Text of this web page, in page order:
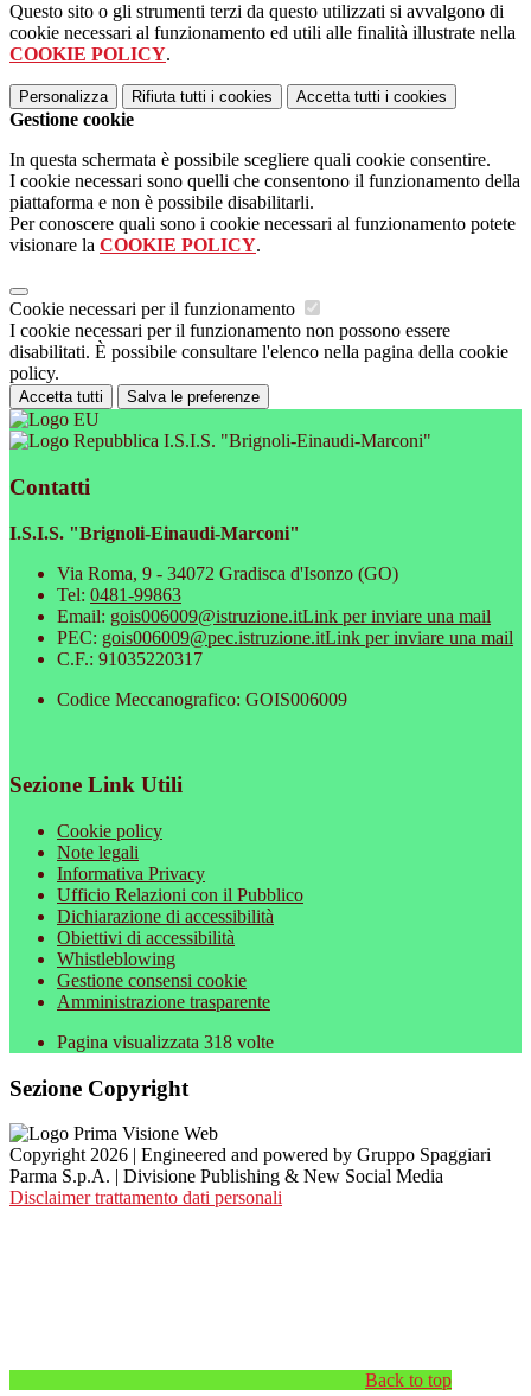
Questo sito o gli strumenti terzi da questo utilizzati si avvalgono di
cookie necessari al funzionamento ed utili alle finalità illustrate nella
COOKIE POLICY.
Personalizza Rifiuta tutti i cookies Accetta tutti i cookies
Gestione cookie
In questa schermata è possibile scegliere quali cookie consentire.
I cookie necessari sono quelli che consentono il funzionamento della
piattaforma e non è possibile disabilitarli.
Per conoscere quali sono i cookie necessari al funzionamento potete
visionare la COOKIE POLICY.
Cookie necessari per il funzionamento
I cookie necessari per il funzionamento non possono essere
disabilitati. È possibile consultare l'elenco nella pagina della cookie
policy.
Accetta tutti Salva le preferenze
I.S.I.S. "Brignoli-Einaudi-Marconi"
Contatti
I.S.I.S. "Brignoli-Einaudi-Marconi"
Via Roma, 9 - 34072 Gradisca d'Isonzo (GO)
Tel: 0481-99863
Email: gois006009@istruzione.itLink per inviare una mail
PEC: gois006009@pec.istruzione.itLink per inviare una mail
C.F.: 91035220317
Codice Meccanografico: GOIS006009
Sezione Link Utili
Cookie policy
Note legali
Informativa Privacy
Ufficio Relazioni con il Pubblico
Dichiarazione di accessibilità
Obiettivi di accessibilità
Whistleblowing
Gestione consensi cookie
Amministrazione trasparente
Pagina visualizzata 318 volte
Sezione Copyright
Copyright 2026 | Engineered and powered by Gruppo Spaggiari
Parma S.p.A. | Divisione Publishing & New Social Media
Disclaimer trattamento dati personali
Back to top